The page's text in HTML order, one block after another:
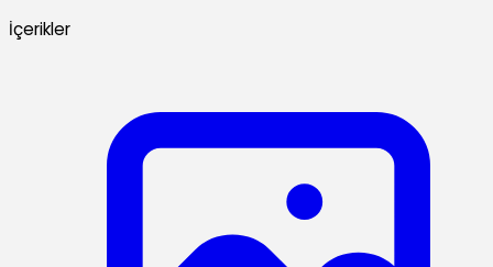
İçerikler